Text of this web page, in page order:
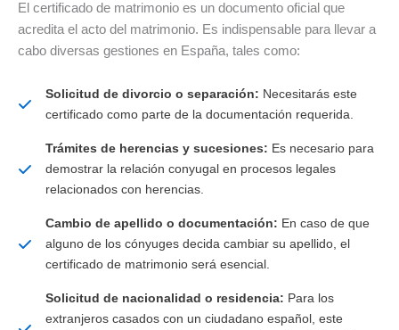
El certificado de matrimonio es un documento oficial que
acredita el acto del matrimonio. Es indispensable para llevar a
cabo diversas gestiones en España, tales como:
Solicitud de divorcio o separación: Necesitarás este
certificado como parte de la documentación requerida.
Trámites de herencias y sucesiones: Es necesario para
demostrar la relación conyugal en procesos legales
relacionados con herencias.
Cambio de apellido o documentación: En caso de que
alguno de los cónyuges decida cambiar su apellido, el
certificado de matrimonio será esencial.
Solicitud de nacionalidad o residencia: Para los
extranjeros casados con un ciudadano español, este